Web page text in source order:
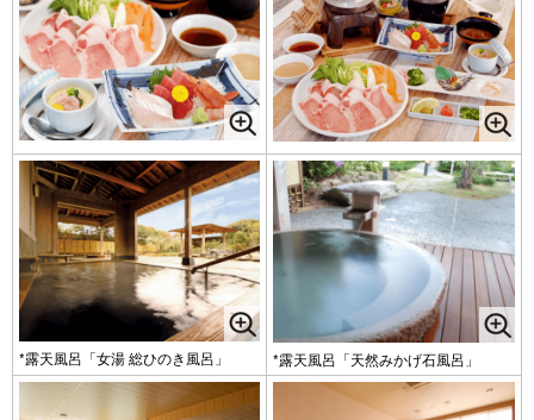
*露天風呂「女湯 総ひのき風呂」 *露天風呂「天然みかげ石風呂」